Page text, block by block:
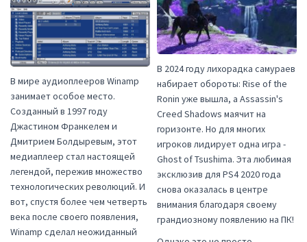
В мире аудиоплееров Winamp
занимает особое место.
Созданный в 1997 году
Джастином Франкелем и
Дмитрием Болдыревым, этот
медиаплеер стал настоящей
легендой, пережив множество
технологических революций. И
вот, спустя более чем четверть
века после своего появления,
Winamp сделал неожиданный
В 2024 году лихорадка самураев
набирает обороты: Rise of the
Ronin уже вышла, а Assassin's
Creed Shadows маячит на
горизонте. Но для многих
игроков лидирует одна игра -
Ghost of Tsushima. Эта любимая
эксклюзив для PS4 2020 года
снова оказалась в центре
внимания благодаря своему
грандиозному появлению на ПК!